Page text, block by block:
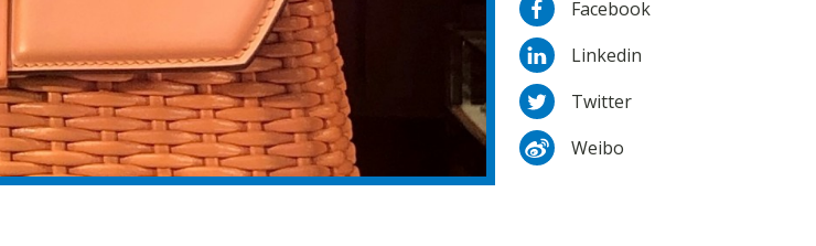
Facebook
Linkedin
Twitter
Weibo